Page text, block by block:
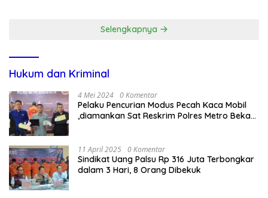
Selengkapnya
Hukum dan Kriminal
4 Mei 2024 0 Komentar
Pelaku Pencurian Modus Pecah Kaca Mobil
,diamankan Sat Reskrim Polres Metro Bekasi
11 April 2025 0 Komentar
Sindikat Uang Palsu Rp 316 Juta Terbongkar
dalam 3 Hari, 8 Orang Dibekuk